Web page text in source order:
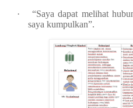
·
“Saya dapat melihat
saya kumpulkan”.